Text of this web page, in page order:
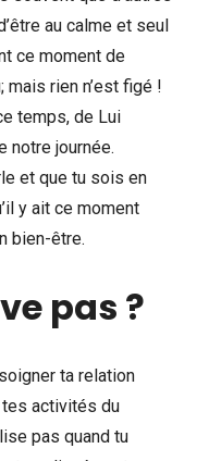
au calme et seul
ce moment de
rien n’est figé !
temps, de Lui
notre journée.
et que tu sois en
y ait ce moment
bien-être.
pas ?
ta relation
activités du
pas quand tu